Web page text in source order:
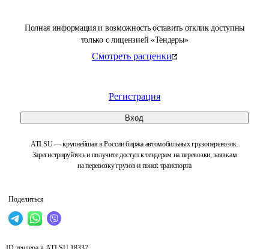
Полная информация и возможность оставить отклик доступны
только с лицензией «Тендеры»
Смотреть расценки
Регистрация
Вход
ATI.SU — крупнейшая в России биржа автомобильных грузоперевозок.
Зарегистрируйтесь и получите доступ к тендерам на перевозки, заявкам
на перевозку грузов и поиск транспорта
Поделиться